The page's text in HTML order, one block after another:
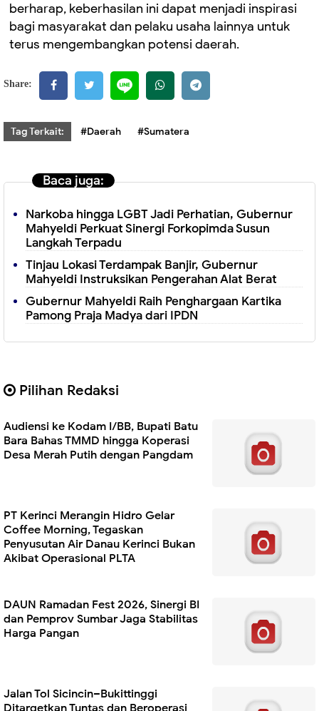
berharap, keberhasilan ini dapat menjadi inspirasi
bagi masyarakat dan pelaku usaha lainnya untuk
terus mengembangkan potensi daerah.
Share:
Tag Terkait: #Daerah #Sumatera
Baca juga:
Narkoba hingga LGBT Jadi Perhatian, Gubernur
Mahyeldi Perkuat Sinergi Forkopimda Susun
Langkah Terpadu
Tinjau Lokasi Terdampak Banjir, Gubernur
Mahyeldi Instruksikan Pengerahan Alat Berat
Gubernur Mahyeldi Raih Penghargaan Kartika
Pamong Praja Madya dari IPDN
Pilihan Redaksi
Audiensi ke Kodam I/BB, Bupati Batu
Bara Bahas TMMD hingga Koperasi
Desa Merah Putih dengan Pangdam
PT Kerinci Merangin Hidro Gelar
Coffee Morning, Tegaskan
Penyusutan Air Danau Kerinci Bukan
Akibat Operasional PLTA
DAUN Ramadan Fest 2026, Sinergi BI
dan Pemprov Sumbar Jaga Stabilitas
Harga Pangan
Jalan Tol Sicincin–Bukittinggi
Ditargetkan Tuntas dan Beroperasi